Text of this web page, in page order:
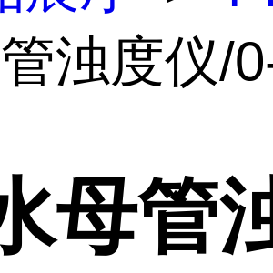
浊度仪/
母管